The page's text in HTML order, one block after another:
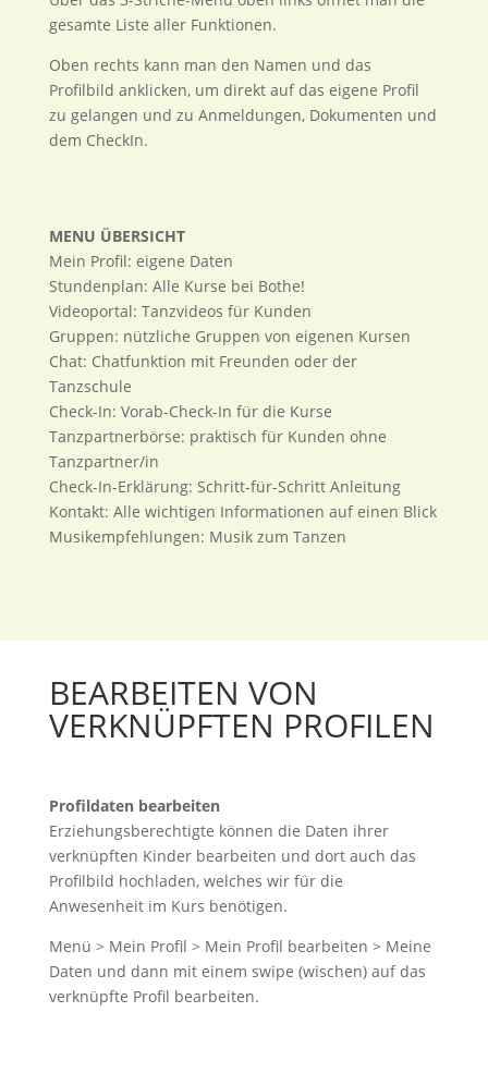
gesamte Liste aller Funktionen.
Oben rechts kann man den Namen und das
Profilbild anklicken, um direkt auf das eigene Profil
zu gelangen und zu Anmeldungen, Dokumenten und
dem CheckIn.
MENU ÜBERSICHT
Mein Profil: eigene Daten
Stundenplan: Alle Kurse bei Bothe!
Videoportal: Tanzvideos für Kunden
Gruppen: nützliche Gruppen von eigenen Kursen
Chat: Chatfunktion mit Freunden oder der
Tanzschule
Check-In: Vorab-Check-In für die Kurse
Tanzpartnerbörse: praktisch für Kunden ohne
Tanzpartner/in
Check-In-Erklärung: Schritt-für-Schritt Anleitung
Kontakt: Alle wichtigen Informationen auf einen Blick
Musikempfehlungen: Musik zum Tanzen
BEARBEITEN VON
VERKNÜPFTEN PROFILEN
Profildaten bearbeiten
Erziehungsberechtigte können die Daten ihrer
verknüpften Kinder bearbeiten und dort auch das
Profilbild hochladen, welches wir für die
Anwesenheit im Kurs benötigen.
Menü > Mein Profil > Mein Profil bearbeiten > Meine
Daten und dann mit einem swipe (wischen) auf das
verknüpfte Profil bearbeiten.